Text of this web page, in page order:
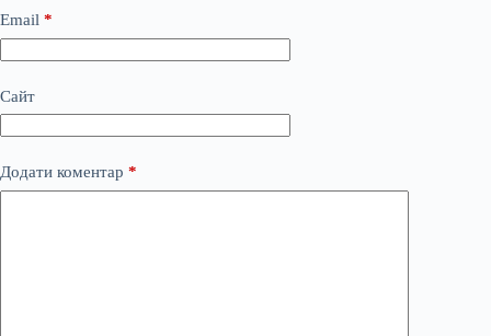
Email *
Сайт
Додати коментар *